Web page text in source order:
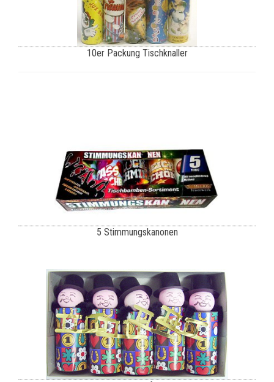
10er Packung Tischknaller
5 Stimmungskanonen